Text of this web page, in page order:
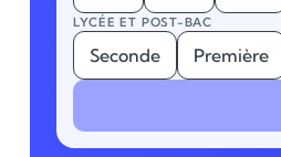
LYCÉE ET POST-BAC
Seconde Première